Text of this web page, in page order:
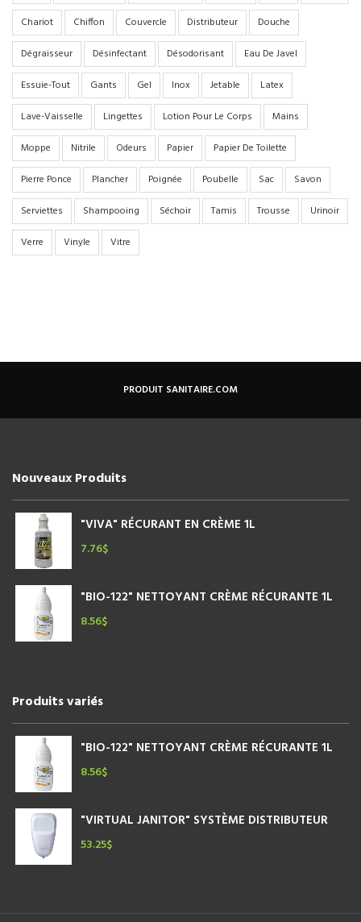
Chariot
Chiffon Couvercle Distributeur
Douche
Dégraisseur
Désinfectant Désodorisant
Eau De Javel
Essuie-Tout
Gants Gel Inox Jetable
Latex
Lave-Vaisselle
Lingettes Lotion Pour Le Corps
Mains
Moppe
Nitrile Odeurs Papier
Papier De Toilette
Pierre Ponce
Plancher Poignée Poubelle Sac
Savon
Serviettes
Shampooing Séchoir Tamis Trousse
Urinoir
Verre
Vinyle Vitre
PRODUIT SANITAIRE.COM
Nouveaux Produits
"VIVA" RÉCURANT EN CRÈME 1L
7.76$
"BIO-122" NETTOYANT CRÈME RÉCURANTE 1L
8.56$
Produits variés
"BIO-122" NETTOYANT CRÈME RÉCURANTE 1L
8.56$
"VIRTUAL JANITOR" SYSTÈME DISTRIBUTEUR
53.25$